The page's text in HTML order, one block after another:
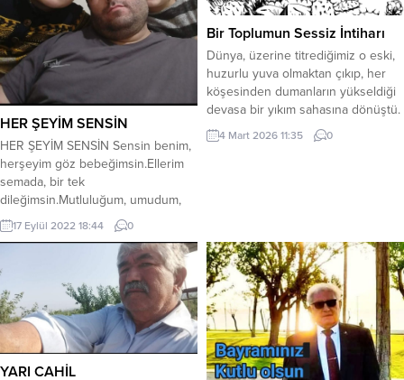
HER ŞEYİM SENSİN
HER ŞEYİM SENSİN Sensin benim,
herşeyim göz bebeğimsin.Ellerim
semada, bir tek
dileğimsin.Mutluluğum, umudum,
herşeyim sensin.Razıyım herşeye,
vazgeçilmezimsin. Rüyalarımdasın,
hep hayalimde.Uykularım kaçıyor,
seni düşündüğümde.Kim bilir
nerdesin, hangi yaban elde.İsyanın
sana değil, sensiz günlere.
İstemem, sensiz geçen
günleri.Razıyım herşeye, bitir bu
hasreti.Ey kahverengi gözlüm,
17 Eylül 2022 18:44 0
Bir Toplumun Sessiz İntiharı
Dünya, üzerine titrediğimiz o eski,
huzurlu yuva olmaktan çıkıp, her
köşesinden dumanların yükseldiği
devasa bir yıkım sahasına dönüştü.
Gazete manşetlerinden sızan kan,
sadece uzak coğrafyaların değil,
bu fiziksel yıkımdan...
4 Mart 2026 11:35 0
YARI CAHİL